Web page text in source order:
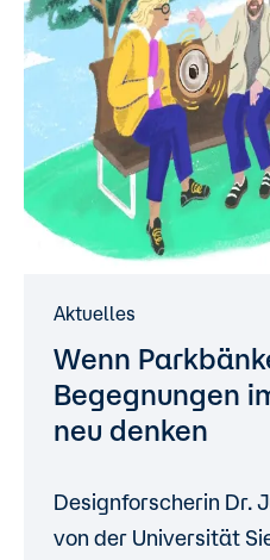
Aktuelles
Wenn
Begegnungen
neu denken
Designforscherin Dr.
von der Universität